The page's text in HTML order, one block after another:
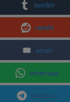
tumblr
reddit
email
whatsapp
telegram